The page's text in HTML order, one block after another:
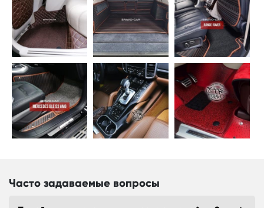
Часто задаваемые вопросы